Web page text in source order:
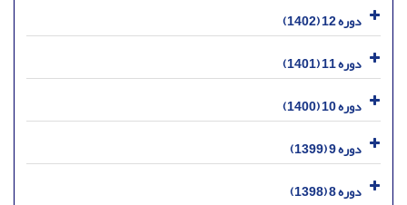
دوره 12 (1402)
دوره 11 (1401)
دوره 10 (1400)
دوره 9 (1399)
دوره 8 (1398)